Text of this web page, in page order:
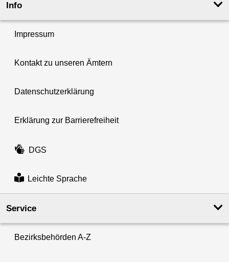
Info
Impressum
Kontakt zu unseren Ämtern
Datenschutzerklärung
Erklärung zur Barrierefreiheit
DGS
Leichte Sprache
Service
Bezirksbehörden A-Z